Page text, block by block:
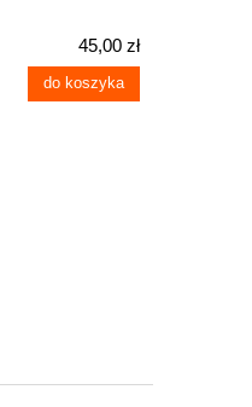
45,00 zł
do koszyka